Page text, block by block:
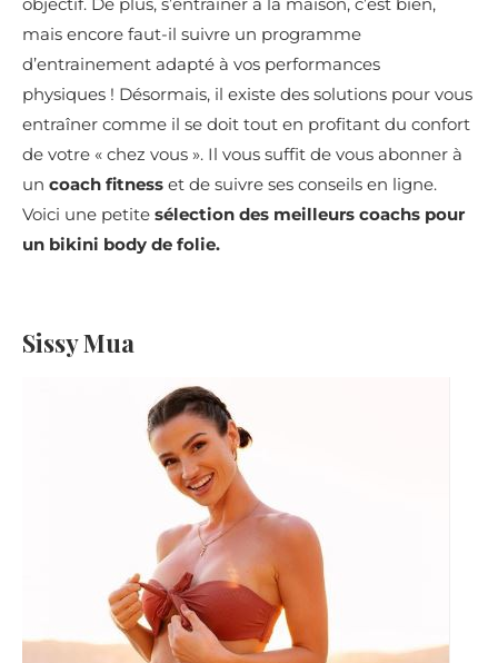
mais encore faut-il suivre un programme
d’entrainement adapté à vos performances
physiques ! Désormais, il existe des solutions pour vous
entraîner comme il se doit tout en profitant du confort
de votre « chez vous ». Il vous suffit de vous abonner à
un coach fitness et de suivre ses conseils en ligne.
Voici une petite sélection des meilleurs coachs pour
un bikini body de folie.
Sissy Mua